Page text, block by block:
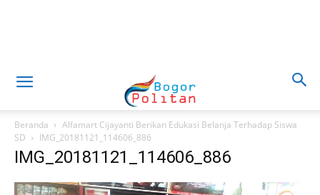
Beranda
Alfamart Cijayanti Berikan Edukasi Belanja Terhadap Siswa
SD
IMG_20181121_114606_886
IMG_20181121_114606_886